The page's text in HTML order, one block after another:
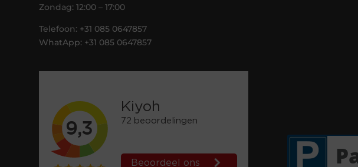
Zondag: 12:00 – 17:00
Telefoon: +31 085 0647857
WhatApp: +31 085 0647857